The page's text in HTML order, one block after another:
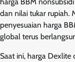
dan nilai tukar rupiah.
penyesuaian harga
global terus
Saat ini, harga